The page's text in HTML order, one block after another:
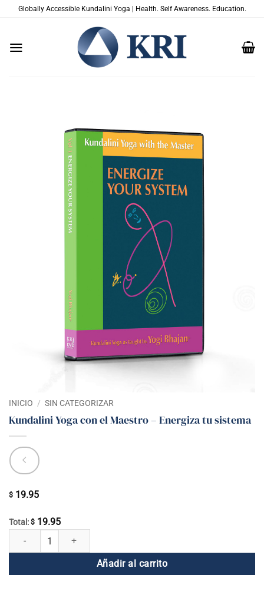
SaltarGlobally Accessible Kundalini Yoga | Health. Self Awareness. Education.
INICIO / SIN CATEGORIZAR
Kundalini Yoga con el Maestro – Energiza tu sistema
$ 19.95
Total: $ 19.95
Kundalini Yoga con el Maestro - Energiza tu sistema cantidad
Añadir al carrito